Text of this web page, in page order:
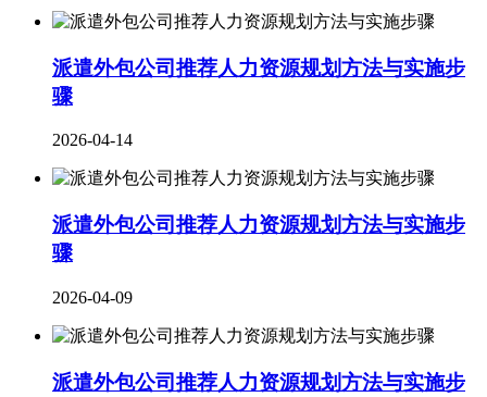
派遣外包公司推荐人力资源规划方法与实施步
骤
2026-04-14
派遣外包公司推荐人力资源规划方法与实施步
骤
2026-04-09
派遣外包公司推荐人力资源规划方法与实施步